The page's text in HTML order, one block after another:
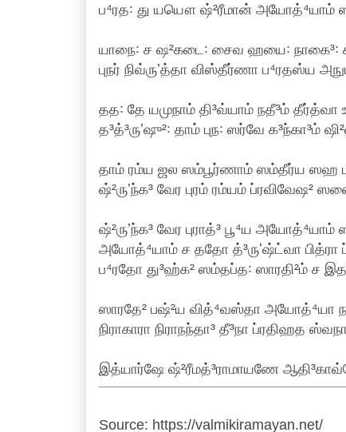
ப⁴ரத꞉ து யயௌ ஷ்²ரீமான் அயோத்⁴யாம்
யாநை꞉ ச ஷ²கடை꞉ சைவ ஹயை꞉ நாகை³꞉ ச
புநர் நிவ்ருʼத்தா விஸ்தீர்ணா ப⁴ரதஸ்ய
தத꞉ தே யமுநாம் தி³வ்யாம் நதீ³ம் தீர்த்வா
த³த்³ருʼஷு²꞉ தாம் புந꞉ ஸர்வே க³ந்கா³ம்
தாம் ரம்ய ஜல ஸம்பூர்ணாம் ஸம்தீர்ய ஸஹ
ஷ்²ருʼந்க³ வேர புரம் ரம்யம் ப்ரவிவேஷ²
ஷ்²ருʼந்க³ வேர புராத்³ பூ⁴ய அயோத்⁴யாம்
அயோத்⁴யாம் ச ததோ த்³ருʼஷ்ட்வா பித்ரா
ப⁴ரதோ து³ஹ்க² ஸம்தப்த꞉ ஸாரதி²ம் ச
ஸாரதே² பஷ்²ய வித்⁴வஸ்தா அயோத்⁴யா ந
நிராகாரா நிராநந்தா³ தீ³நா ப்ரதிஹத
இத்யார்ஷே ஷ்²ரீமத்³ராமாயணே
Source: https://valmikiramayan.net/